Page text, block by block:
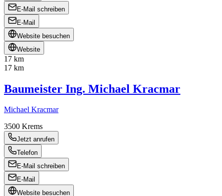
E-Mail schreiben
E-Mail
Website besuchen
Website
17 km
17 km
Baumeister Ing. Michael Kracmar
Michael Kracmar
3500 Krems
Jetzt anrufen
Telefon
E-Mail schreiben
E-Mail
Website besuchen